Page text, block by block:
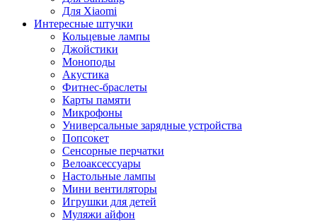
Для Xiaomi
Интересные штучки
Кольцевые лампы
Джойстики
Моноподы
Акустика
Фитнес-браслеты
Карты памяти
Микрофоны
Универсальные зарядные устройства
Попсокет
Сенсорные перчатки
Велоаксессуары
Настольные лампы
Мини вентиляторы
Игрушки для детей
Муляжи айфон